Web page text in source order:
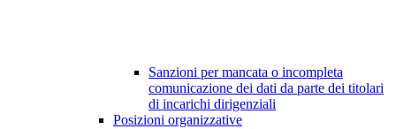
Sanzioni per mancata o incompleta
comunicazione dei dati da parte dei titolari
di incarichi dirigenziali
Posizioni organizzative